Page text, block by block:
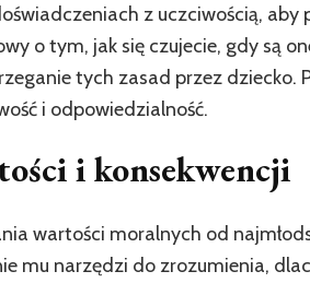
z uczciwością,
o tym, jak się czujecie, gdy są
tych zasad przez
i odpowiedzialność.
i konsekwencji
wartości moralnych od
mu narzędzi do zrozumienia,